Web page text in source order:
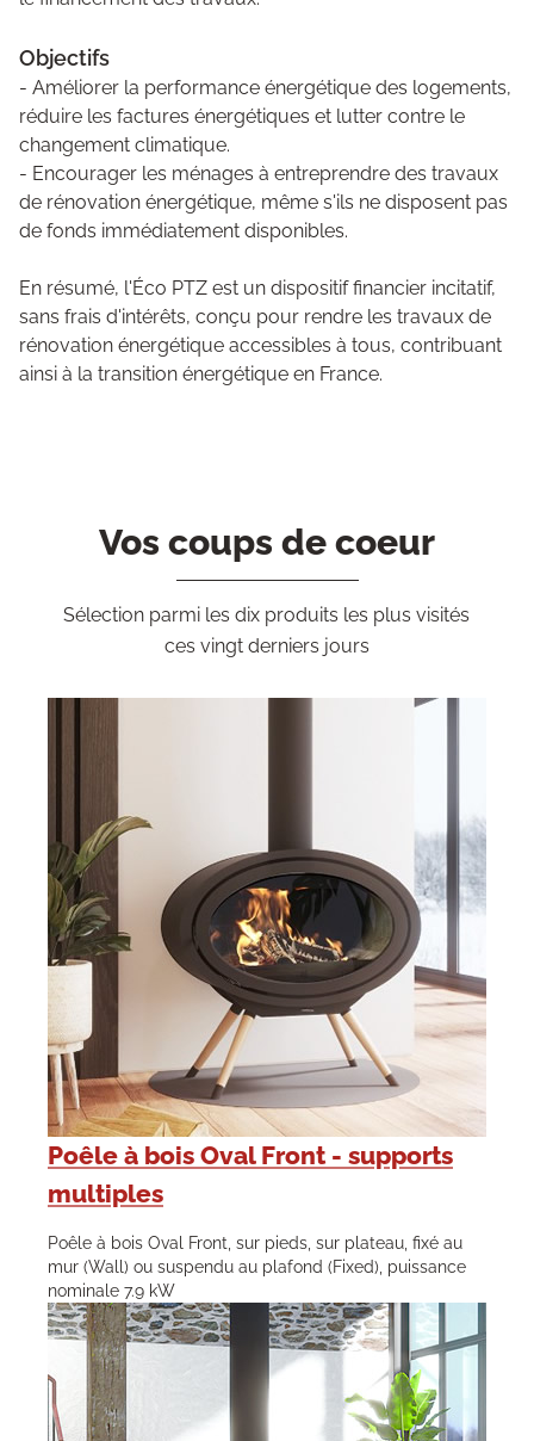
Objectifs
- Améliorer la performance énergétique des logements,
réduire les factures énergétiques et lutter contre le
changement climatique.
- Encourager les ménages à entreprendre des travaux
de rénovation énergétique, même s'ils ne disposent pas
de fonds immédiatement disponibles.
En résumé, l'Éco PTZ est un dispositif financier incitatif,
sans frais d'intérêts, conçu pour rendre les travaux de
rénovation énergétique accessibles à tous, contribuant
ainsi à la transition énergétique en France.
Vos coups de coeur
Sélection parmi les dix produits les plus visités
ces vingt derniers jours
Poêle à bois Oval Front - supports
multiples
Poêle à bois Oval Front, sur pieds, sur plateau, fixé au
mur (Wall) ou suspendu au plafond (Fixed), puissance
nominale 7.9 kW